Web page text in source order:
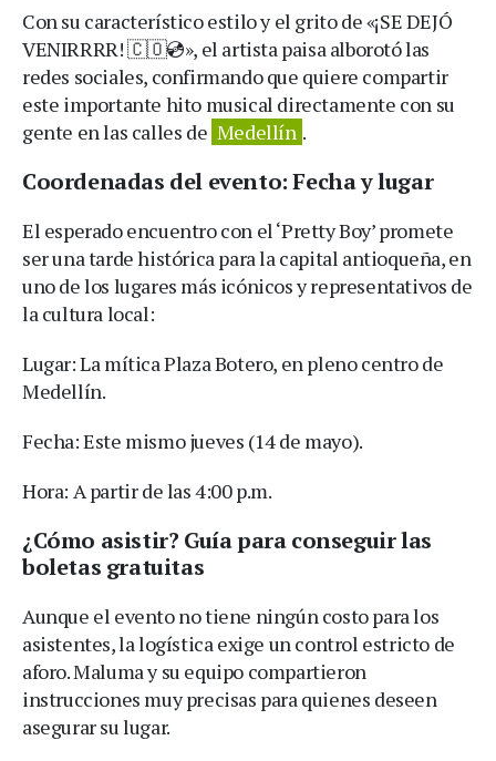
Con su característico estilo y el grito de «¡SE DEJÓ
VENIRRRR! 🇨🇴💿», el artista paisa alborotó las
redes sociales, confirmando que quiere compartir
este importante hito musical directamente con su
gente en las calles de Medellín .
Coordenadas del evento: Fecha y lugar
El esperado encuentro con el ‘Pretty Boy’ promete
ser una tarde histórica para la capital antioqueña, en
uno de los lugares más icónicos y representativos de
la cultura local:
Lugar: La mítica Plaza Botero, en pleno centro de
Medellín.
Fecha: Este mismo jueves (14 de mayo).
Hora: A partir de las 4:00 p.m.
¿Cómo asistir? Guía para conseguir las
boletas gratuitas
Aunque el evento no tiene ningún costo para los
asistentes, la logística exige un control estricto de
aforo. Maluma y su equipo compartieron
instrucciones muy precisas para quienes deseen
asegurar su lugar.